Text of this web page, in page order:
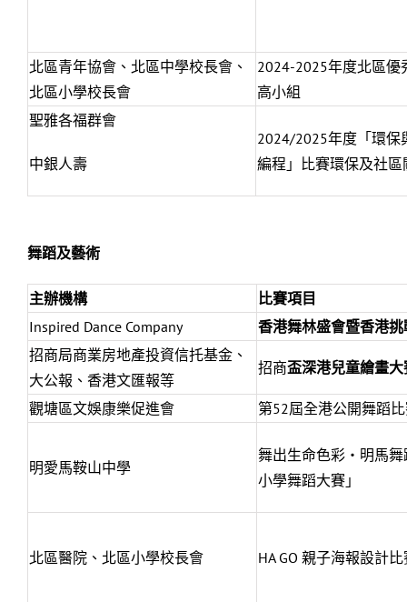
北區青年協會、北區中學校長會、
北區小學校長會
2024-2025年度北區優
高小組
聖雅各福群會
中銀人壽
2024/2025年度「環保
編程」比賽環保及社區
舞蹈及藝術
主辦機構
比賽項目
Inspired Dance Company
香港舞林盛會暨香港
招商局商業房地產投資信托基金、
大公報、香港文匯報等
招商盃深港兒童繪畫大
觀塘區文娛康樂促進會 第52屆全港公開舞蹈
明愛馬鞍山中學
舞出生命色彩‧明馬舞
小學舞蹈大賽」
北區醫院、北區小學校長會 HA GO 親子海報設計